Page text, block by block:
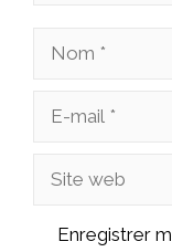
Nom
Site
Enregistrer